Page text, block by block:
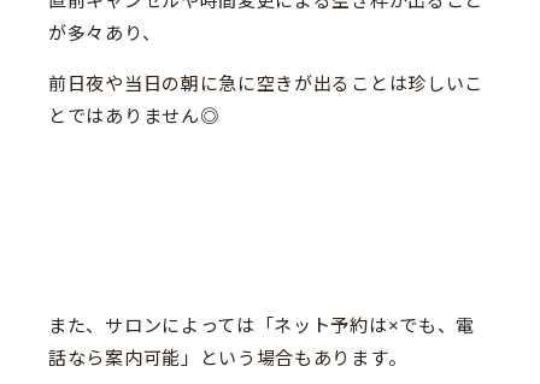
が多々あり、
前日夜や当日の朝に急に空きが出ることは珍しいこ
とではありません◎
また、サロンによっては「ネット予約は×でも、電
話なら案内可能」という場合もあります。